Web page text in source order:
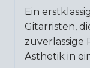
Ein
Gitarristen,
zuverlässige
Ästhetik in